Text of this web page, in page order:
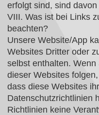
erfolgt sind, sind
VIII. Was ist bei Links
beachten?
Unsere Website/App
Websites Dritter oder
selbst enthalten.
dieser Websites
dass diese Websites
Datenschutzrichtlinien
Richtlinien keine